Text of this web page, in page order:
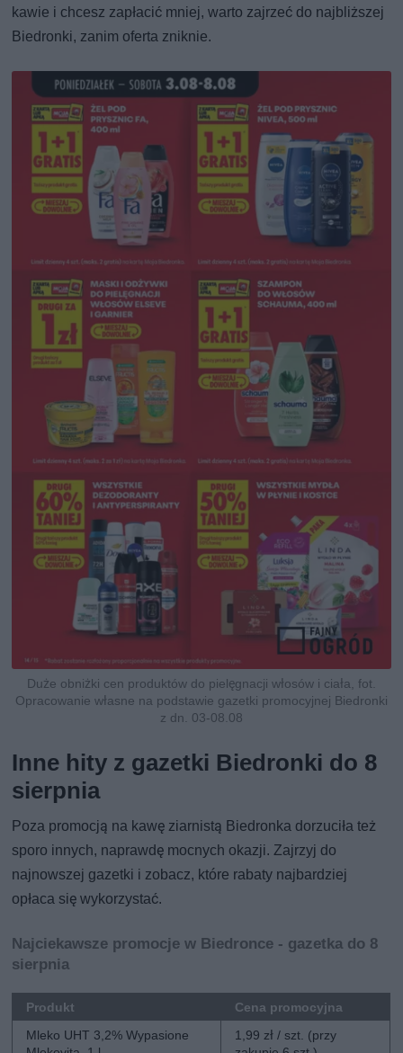
kawie i chcesz zapłacić mniej, warto zajrzeć do najbliższej
Biedronki, zanim oferta zniknie.
Duże obniżki cen produktów do pielęgnacji włosów i ciała, fot.
Opracowanie własne na podstawie gazetki promocyjnej Biedronki
z dn. 03-08.08
Inne hity z gazetki Biedronki do 8
sierpnia
Poza promocją na kawę ziarnistą Biedronka dorzuciła też
sporo innych, naprawdę mocnych okazji. Zajrzyj do
najnowszej gazetki i zobacz, które rabaty najbardziej
opłaca się wykorzystać.
Najciekawsze promocje w Biedronce - gazetka do 8
sierpnia
Produkt
Cena promocyjna
Mleko UHT 3,2% Wypasione
1,99 zł / szt. (przy